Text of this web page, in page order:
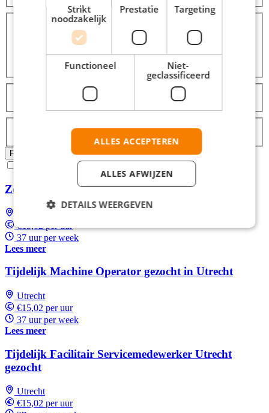
Opleidingsniveaus
Middelbare school
HBO10
Universiteit10
12
Filters Toepassen
Alle filters wissen
Ja, email mij de nieuwste vacatures van deze zoekopdracht!
Zomerbaan: Fulltime Machineoperator in Utrecht
€15,02 per uur
37 uur per week
Lees meer
Tijdelijk Machine Operator gezocht in Utrecht
Utrecht
€15,02 per uur
37 uur per week
Lees meer
Tijdelijk Facilitair Servicemedewerker Utrecht
gezocht
Utrecht
€15,02 per uur
Strikt
noodzakelijk
Prestatie Targeting
Functioneel
Niet-
geclassificeerd
ALLES ACCEPTEREN
ALLES AFWIJZEN
DETAILS WEERGEVEN